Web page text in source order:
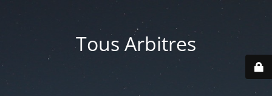
Tous Arbitres